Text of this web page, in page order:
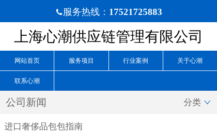
服务热线： 17521725883
上海心潮供应链管理有限公司
网站首页 服务项目 行业案例 关于心潮
联系心潮
公司新闻 分类 
进口奢侈品包包指南